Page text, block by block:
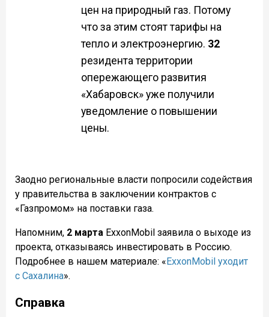
цен на природный газ. Потому
что за этим стоят тарифы на
тепло и электроэнергию. 32
резидента территории
опережающего развития
«Хабаровск» уже получили
уведомление о повышении
цены.
Заодно региональные власти попросили содействия
у правительства в заключении контрактов с
«Газпромом» на поставки газа.
Напомним, 2 марта ExxonMobil заявила о выходе из
проекта, отказываясь инвестировать в Россию.
Подробнее в нашем материале: «ExxonMobil уходит
с Сахалина».
Справка